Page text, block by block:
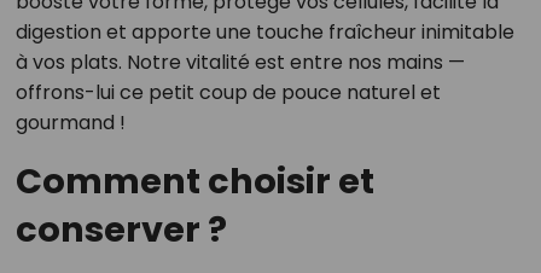
digestion et apporte une touche fraîcheur inimitable
à vos plats. Notre vitalité est entre nos mains —
offrons-lui ce petit coup de pouce naturel et
gourmand !
Comment choisir et
conserver ?